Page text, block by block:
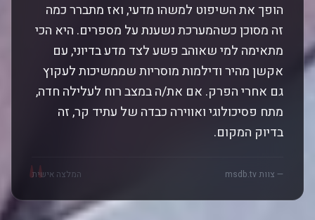
"
הופך את השיפוט למשהו מדעי, ואז מתברר כמה
זה מסוכן כשהמערכת נשענת על מספרים. היא הכי
מתאימה למי שאוהב פשע לצד מדע בדיוני, עם
אקשן מהיר ודילמות מוסריות שממשיכות לעקוץ
גם אחרי הפרק. אם את/ה במצב רוח לעלילה חדה,
מתח פסיכולוגי ואווירה כבדה של עתיד קר, זה
בדיוק המקום.
— צוות msdb.tv המלצה אישית